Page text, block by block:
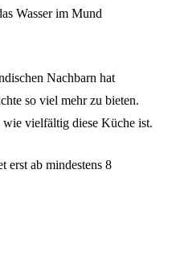
Wasser im Mund
Nachbarn hat
so viel mehr zu bieten.
vielfältig diese Küche ist.
erst ab mindestens 8